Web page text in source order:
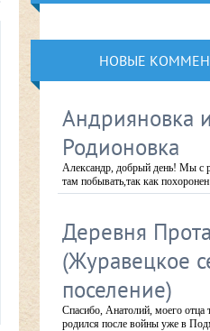
НОВЫЕ
Андрияновка и
Родионовка
Александр, добрый день! Мы с
там побывать,так как
Деревня
(Журавецкое
поселение)
Спасибо, Анатолий, моего отца
родился после войны уже в